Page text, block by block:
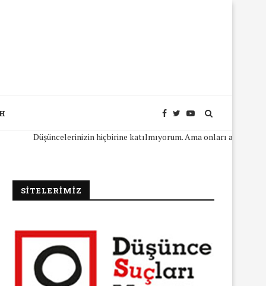
Düşüncelerinizin hiçbirine katılmıyorum. Ama onları açıkça ifade
SİTELERİMİZ